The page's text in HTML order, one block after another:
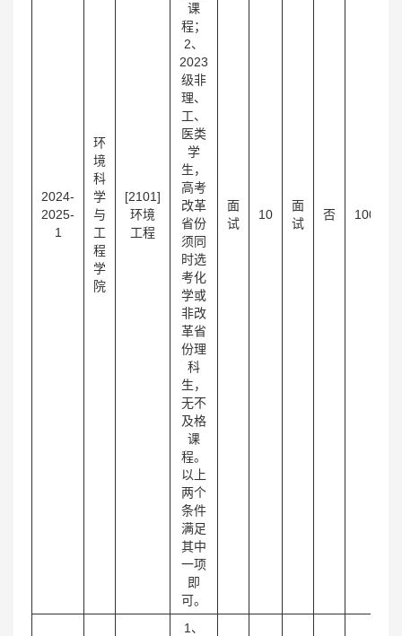
2024-
2025-
1
环
境
科
学
与
工
程
学
院
[2101]
环境
工程
课
程；
2、
2023
级非
理、
工、
医类
学
生，
高考
改革
省份
须同
时选
考化
学或
非改
革省
份理
科
生，
无不
及格
课
程。
以上
两个
条件
满足
其中
一项
即
可。
面
试
10
面
试
否 100
1、